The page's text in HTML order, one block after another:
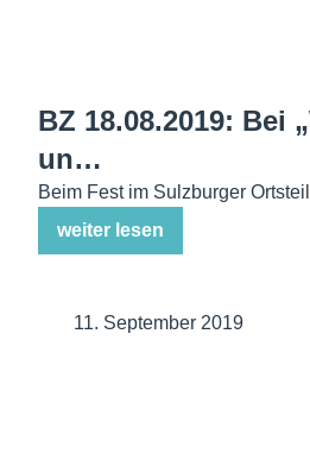
BZ 18.08.2019: Bei
un…
Beim Fest im Sulzburger
weiter lesen
11. September 2019